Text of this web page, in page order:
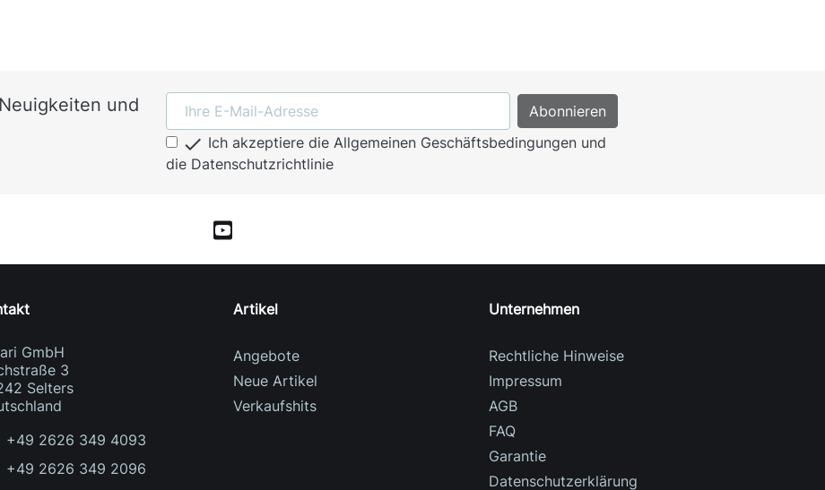
und
 Ich akzeptiere die Allgemeinen Geschäftsbedingungen und
die Datenschutzrichtlinie
GmbH
3
Selters
+49 2626 349 4093
+49 2626 349 2096
Artikel
Angebote
Neue Artikel
Verkaufshits
Unternehmen
Rechtliche Hinweise
Impressum
AGB
FAQ
Garantie
Datenschutzerklärung